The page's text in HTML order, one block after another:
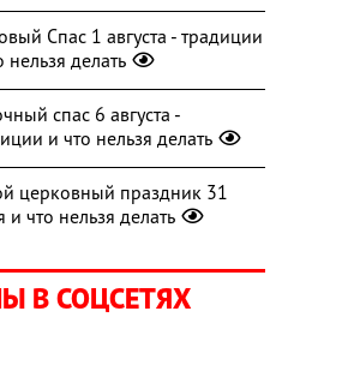
Спас 1 августа - традиции
нельзя делать
спас 6 августа -
и что нельзя делать
церковный праздник 31
и что нельзя делать
В СОЦСЕТЯХ